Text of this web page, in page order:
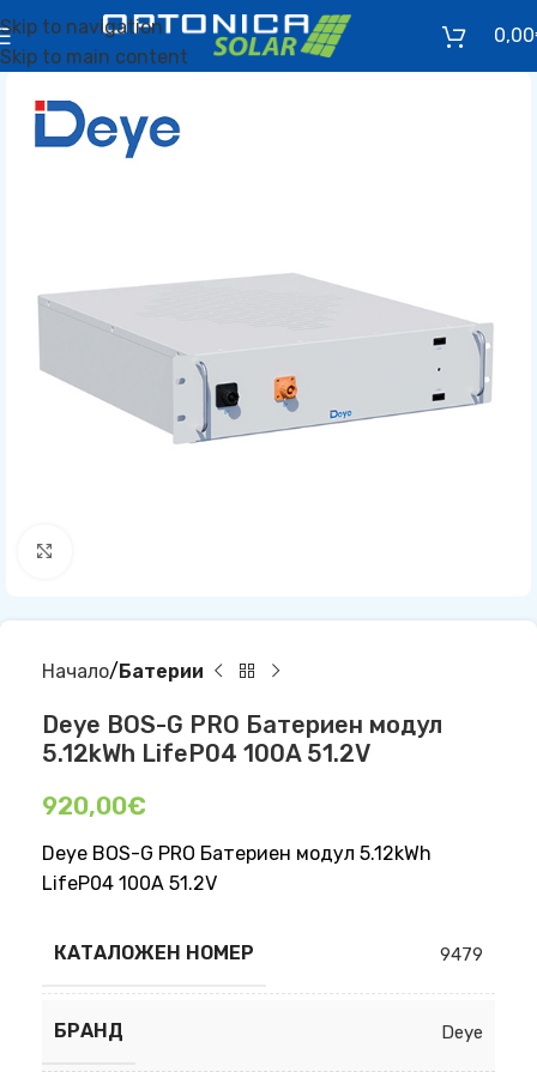
Skip to navigation
Skip to main content
0,00
Начало Батерии
Deye BOS-G PRO Батериен модул
5.12kWh LifeP04 100A 51.2V
920,00€
Deye BOS-G PRO Батериен модул 5.12kWh
LifeP04 100A 51.2V
КАТАЛОЖЕН НОМЕР 9479
БРАНД Deye